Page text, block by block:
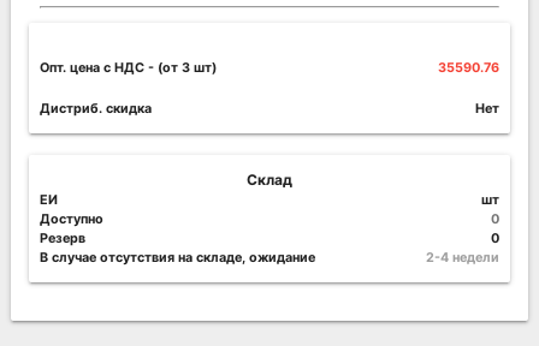
Опт. цена c НДС - (от 3 шт) 35590.76
Дистриб. скидка Нет
Склад
ЕИ
шт
Доступно
0
Резерв
0
В случае отсутствия на складе, ожидание
2-4 недели